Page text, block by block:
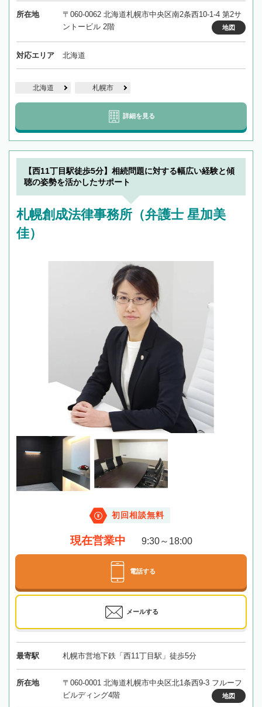
所在地
〒060-0062 北海道札幌市中央区南2条西10-1-4 第2サ
ントービル 2階
地図
対応エリア 北海道
北海道 札幌市
詳細を見る
【西11丁目駅徒歩5分】相続問題に対する幅広い経験と傾
聴の姿勢を活かしたサポート
札幌創成法律事務所（弁護士 星加美
佳）
初回相談無料
現在営業中 9:30～18:00
電話する
メールする
最寄駅 札幌市営地下鉄「西11丁目駅」徒歩5分
所在地
〒060-0001 北海道札幌市中央区北1条西9-3 フルーフ
ビルディング4階
地図